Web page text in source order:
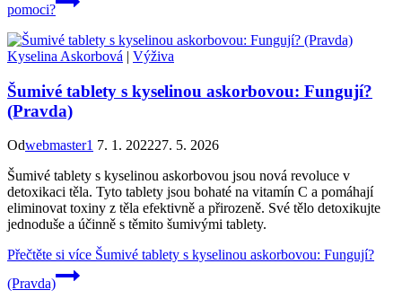
pomoci?
Kyselina Askorbová | Výživa
Šumivé tablety s kyselinou askorbovou: Fungují?
(Pravda)
Odwebmaster1 7. 1. 202227. 5. 2026
Šumivé tablety s kyselinou askorbovou jsou nová revoluce v
detoxikaci těla. Tyto tablety jsou bohaté na vitamín C a pomáhají
eliminovat toxiny z těla efektivně a přirozeně. Své tělo detoxikujte
jednoduše a účinně s těmito šumivými tablety.
Přečtěte si více Šumivé tablety s kyselinou askorbovou: Fungují?
(Pravda)